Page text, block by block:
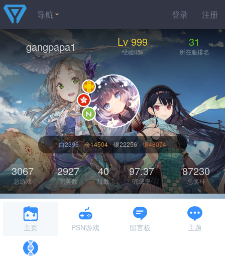
登录 注册
导航
gangpapa1 Lv 999
经验0%
31
所在服排名
白2396 金14504 银22256 铜48074
3067
总游戏
2927
完美数
40
坑数
97.37
完成率
87230
总奖杯
主页 PSN游戏 留言板 主题